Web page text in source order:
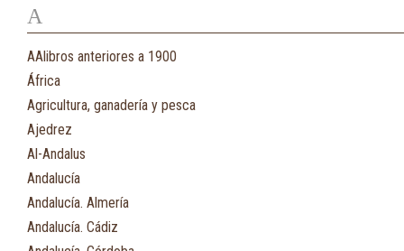
A
AAlibros anteriores a 1900
África
Agricultura, ganadería y pesca
Ajedrez
Al-Andalus
Andalucía
Andalucía. Almería
Andalucía. Cádiz